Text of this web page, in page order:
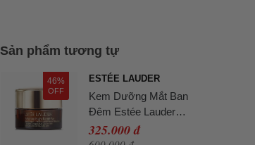
Sản phẩm tương tự
46%
OFF
ESTÉE LAUDER
Kem Dưỡng Mắt Ban
Đêm Estée Lauder
Advanced Night Repair
Eye 5ml Không Hộp
325.000 đ